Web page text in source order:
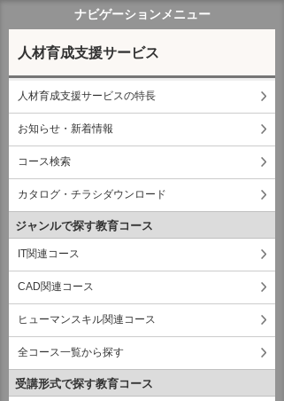
ナビゲーションメニュー
人材育成支援サービス
人材育成支援サービスの特長
お知らせ・新着情報
コース検索
カタログ・チラシダウンロード
ジャンルで探す教育コース
IT関連コース
CAD関連コース
ヒューマンスキル関連コース
全コース一覧から探す
受講形式で探す教育コース